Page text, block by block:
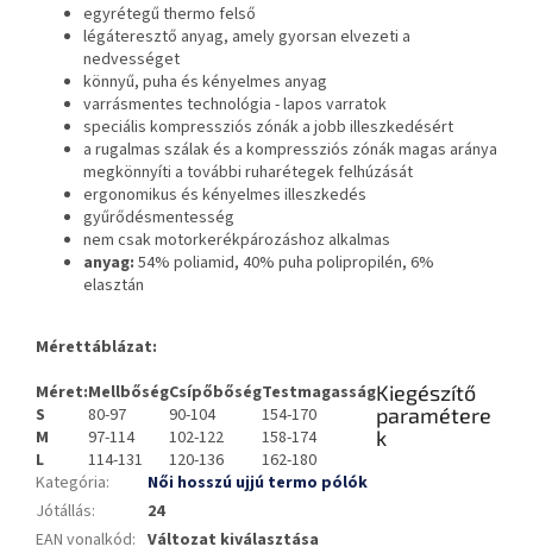
egyrétegű thermo felső
légáteresztő anyag, amely gyorsan elvezeti a
nedvességet
könnyű, puha és kényelmes anyag
varrásmentes technológia - lapos varratok
speciális kompressziós zónák a jobb illeszkedésért
a rugalmas szálak és a kompressziós zónák magas aránya
megkönnyíti a további ruharétegek felhúzását
ergonomikus és kényelmes illeszkedés
gyűrődésmentesség
nem csak motorkerékpározáshoz alkalmas
anyag: 54% poliamid, 40% puha polipropilén, 6%
elasztán
Mérettáblázat:
Méret:MellbőségCsípőbőségTestmagasság
S
80-97 90-104
154-170
M
97-114 102-122
158-174
L
114-131 120-136 162-180
Kiegészítő
paramétere
k
Kategória:
Női hosszú ujjú termo pólók
Jótállás:
24
EAN vonalkód: Változat kiválasztása